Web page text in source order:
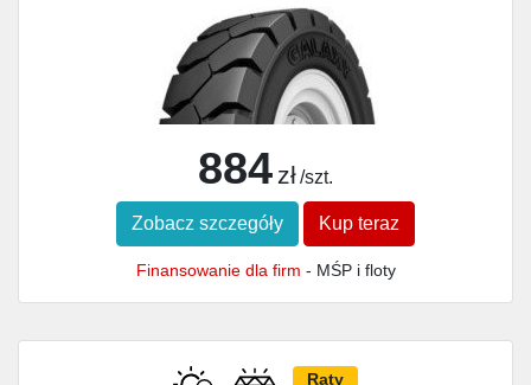
884 zł /szt.
Zobacz szczegóły Kup teraz
Finansowanie dla firm - MŚP i floty
Raty